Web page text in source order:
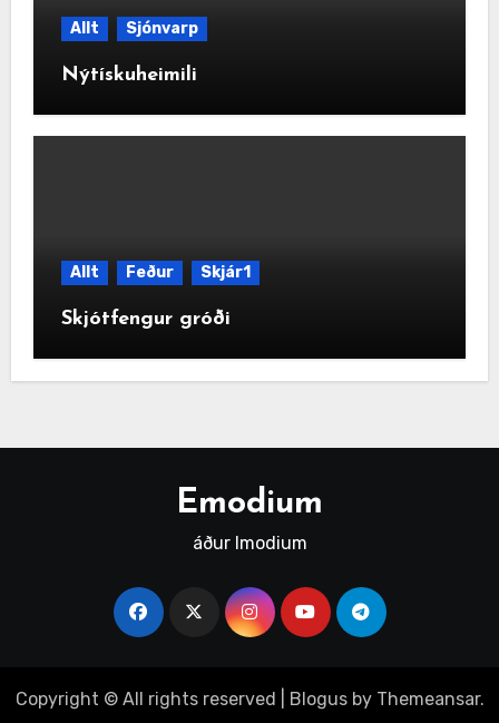
Allt Sjónvarp
Nýtískuheimili
Allt Feður Skjár1
Skjótfengur gróði
Emodium
áður Imodium
Copyright © All rights reserved Blogusby Themeansar.